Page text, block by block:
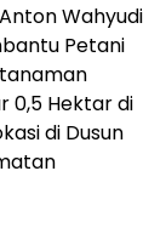
Wahyudi
Petani
0,5 Hektar di
di Dusun